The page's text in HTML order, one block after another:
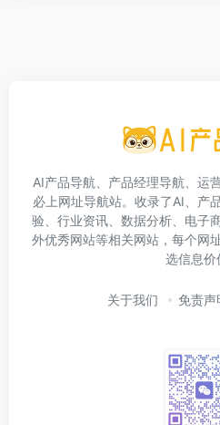
AI产品导航、产品经理导航、运
必上网址导航站。收录了AI、产
验、行业资讯、数据分析、电子
外优秀网站等相关网站，每个网
选信息价
关于我们 免责声